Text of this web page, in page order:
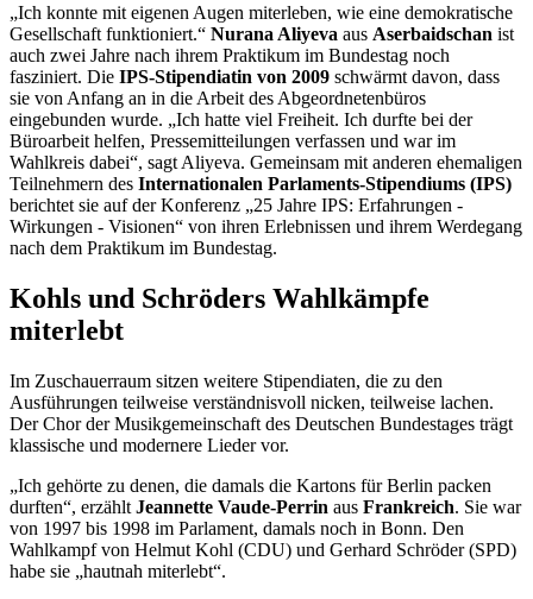
„Ich konnte mit eigenen Augen miterleben, wie eine demokratische
Gesellschaft funktioniert.“ Nurana Aliyeva aus Aserbaidschan ist
auch zwei Jahre nach ihrem Praktikum im Bundestag noch
fasziniert. Die IPS-Stipendiatin von 2009 schwärmt davon, dass
sie von Anfang an in die Arbeit des Abgeordnetenbüros
eingebunden wurde. „Ich hatte viel Freiheit. Ich durfte bei der
Büroarbeit helfen, Pressemitteilungen verfassen und war im
Wahlkreis dabei“, sagt Aliyeva. Gemeinsam mit anderen ehemaligen
Teilnehmern des Internationalen Parlaments-Stipendiums (IPS)
berichtet sie auf der Konferenz „25 Jahre IPS: Erfahrungen -
Wirkungen - Visionen“ von ihren Erlebnissen und ihrem Werdegang
nach dem Praktikum im Bundestag.
Kohls und Schröders Wahlkämpfe
miterlebt
Im Zuschauerraum sitzen weitere Stipendiaten, die zu den
Ausführungen teilweise verständnisvoll nicken, teilweise lachen.
Der Chor der Musikgemeinschaft des Deutschen Bundestages trägt
klassische und modernere Lieder vor.
„Ich gehörte zu denen, die damals die Kartons für Berlin packen
durften“, erzählt Jeannette Vaude-Perrin aus Frankreich. Sie war
von 1997 bis 1998 im Parlament, damals noch in Bonn. Den
Wahlkampf von Helmut Kohl (CDU) und Gerhard Schröder (SPD)
habe sie „hautnah miterlebt“.